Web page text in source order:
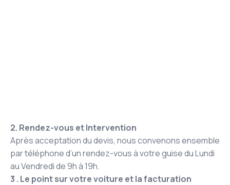
2. Rendez-vous et Intervention
Après acceptation du devis, nous convenons ensemble
par téléphone d’un rendez-vous à votre guise du Lundi
au Vendredi de 9h à 19h.
3 . Le point sur votre voiture et la facturation